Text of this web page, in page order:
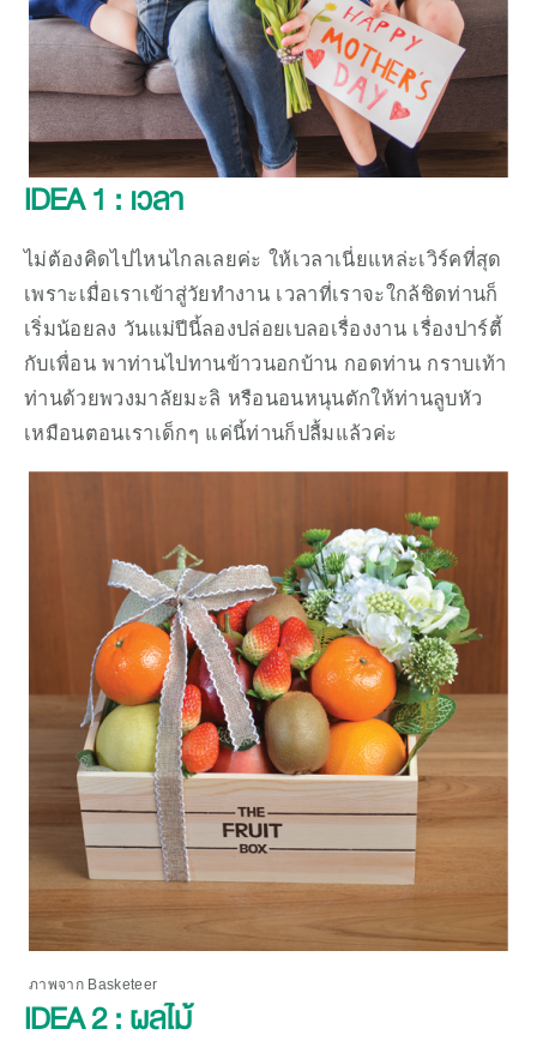
IDEA 1 : เวลา
ไม่ต้องคิดไปไหนไกลเลยค่ะ ให้เวลาเนี่ยแหล่ะเวิร์คที่สุด
เพราะเมื่อเราเข้าสู่วัยทำงาน เวลาที่เราจะใกล้ชิดท่านก็
เริ่มน้อยลง วันแม่ปีนี้ลองปล่อยเบลอเรื่องงาน เรื่องปาร์ตี้
กับเพื่อน พาท่านไปทานข้าวนอกบ้าน กอดท่าน กราบเท้า
ท่านด้วยพวงมาลัยมะลิ หรือนอนหนุนตักให้ท่านลูบหัว
เหมือนตอนเราเด็กๆ แค่นี้ท่านก็ปลื้มแล้วค่ะ
ภาพจาก Basketeer
IDEA 2 : ผลไม้